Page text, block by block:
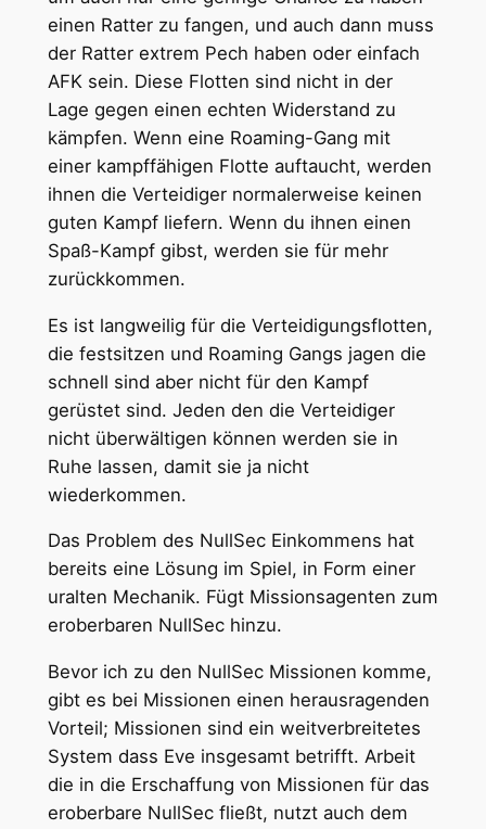
einen Ratter zu fangen, und auch dann muss
der Ratter extrem Pech haben oder einfach
AFK sein. Diese Flotten sind nicht in der
Lage gegen einen echten Widerstand zu
kämpfen. Wenn eine Roaming-Gang mit
einer kampffähigen Flotte auftaucht, werden
ihnen die Verteidiger normalerweise keinen
guten Kampf liefern. Wenn du ihnen einen
Spaß-Kampf gibst, werden sie für mehr
zurückkommen.
Es ist langweilig für die Verteidigungsflotten,
die festsitzen und Roaming Gangs jagen die
schnell sind aber nicht für den Kampf
gerüstet sind. Jeden den die Verteidiger
nicht überwältigen können werden sie in
Ruhe lassen, damit sie ja nicht
wiederkommen.
Das Problem des NullSec Einkommens hat
bereits eine Lösung im Spiel, in Form einer
uralten Mechanik. Fügt Missionsagenten zum
eroberbaren NullSec hinzu.
Bevor ich zu den NullSec Missionen komme,
gibt es bei Missionen einen herausragenden
Vorteil; Missionen sind ein weitverbreitetes
System dass Eve insgesamt betrifft. Arbeit
die in die Erschaffung von Missionen für das
eroberbare NullSec fließt, nutzt auch dem